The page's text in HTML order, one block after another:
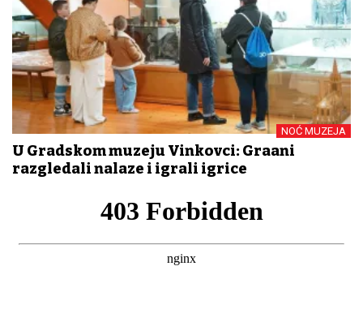
NOĆ MUZEJA
U Gradskom muzeju Vinkovci: Građani
razgledali nalaze i igrali igrice